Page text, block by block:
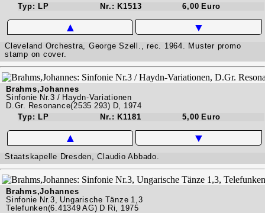
Typ: LP
Nr.: K1513 6,00 Euro
▲ ▼
Cleveland Orchestra, George Szell., rec. 1964. Muster promo
stamp on cover.
Brahms,Johannes
Sinfonie Nr.3 / Haydn-Variationen
D.Gr. Resonance(2535 293) D, 1974
Typ: LP
Nr.: K1181 5,00 Euro
▲ ▼
Staatskapelle Dresden, Claudio Abbado.
Brahms,Johannes
Sinfonie Nr.3, Ungarische Tänze 1,3
Telefunken(6.41349 AG) D Ri, 1975